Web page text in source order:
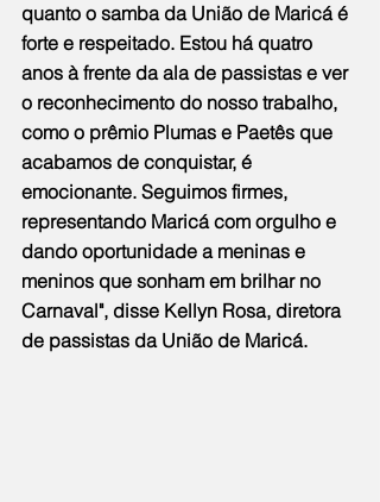
quanto o samba da União de Maricá é
forte e respeitado. Estou há quatro
anos à frente da ala de passistas e ver
o reconhecimento do nosso trabalho,
como o prêmio Plumas e Paetês que
acabamos de conquistar, é
emocionante. Seguimos firmes,
representando Maricá com orgulho e
dando oportunidade a meninas e
meninos que sonham em brilhar no
Carnaval", disse Kellyn Rosa, diretora
de passistas da União de Maricá.